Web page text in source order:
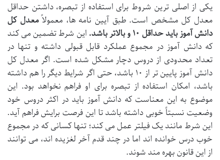
یکی از اصلی ترین شروط برای استفاده از تبصره، داشتن حداقل
معدل کل مشخص است. طبق آیین نامه ها، معمولاًمعدل کل
دانش آموز باید حداقل ۱۰ و بالاتر باشد.
این شرط تضمین می کند
که دانش آموز در مجموع عملکرد قابل قبولی داشته و تنها در
تعداد محدودی از دروس دچار مشکل شده است. اگر معدل کل
دانش آموز پایین تر از ۱۰ باشد، حتی اگر شرایط دیگر را هم داشته
باشد، امکان استفاده از تبصره برای او فراهم نخواهد بود. این
موضوع به این معناست که دانش آموز باید در اکثر دروس خود
وضعیت نسبتاً خوبی داشته باشد تا این فرصت برایش فراهم آید.
این شرط مانند یک فیلتر عمل می کند؛ تنها کسانی که در مجموع
خوب درس خوانده اند اما در چند قدم آخر لغزیده اند، می توانند
از این قانون بهره مند شوند.